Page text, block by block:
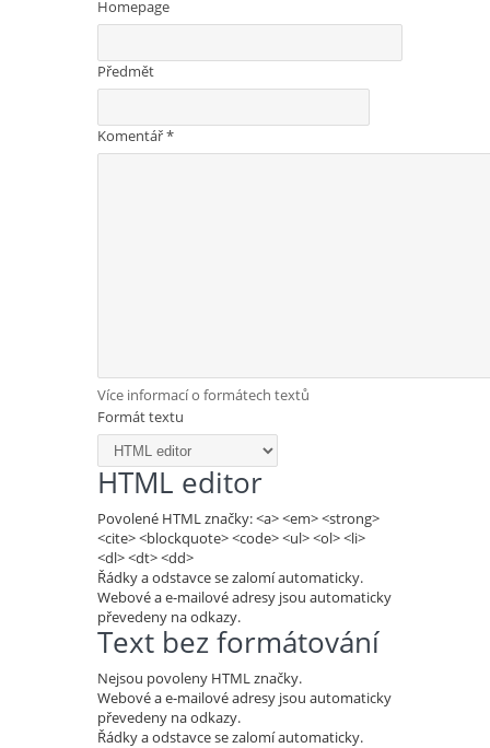
Homepage
Předmět
Komentář*
Více informací o formátech textů
Formát textu
HTML editor
Povolené HTML značky: <a> <em> <strong>
<cite> <blockquote> <code> <ul> <ol> <li>
<dl> <dt> <dd>
Řádky a odstavce se zalomí automaticky.
Webové a e-mailové adresy jsou automaticky
převedeny na odkazy.
Text bez formátování
Nejsou povoleny HTML značky.
Webové a e-mailové adresy jsou automaticky
převedeny na odkazy.
Řádky a odstavce se zalomí automaticky.